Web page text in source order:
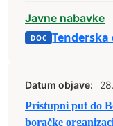
Javne nabavke
Datum objave:
Pristupni put do
boračke